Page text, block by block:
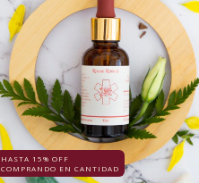
HASTA 15% OFF
COMPRANDO EN CANTIDAD